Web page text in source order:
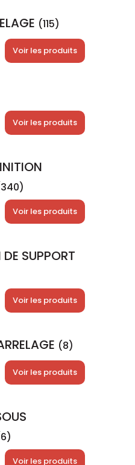
(115)
Voir les produits
Voir les produits
Voir les produits
SUPPORT
Voir les produits
(8)
Voir les produits
Voir les produits